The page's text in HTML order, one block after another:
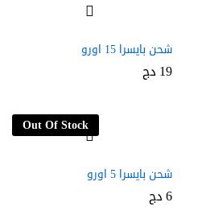
شحن بايسرا 15 اورو
19 دج
Out Of Stock
شحن بايسرا 5 اورو
6دج